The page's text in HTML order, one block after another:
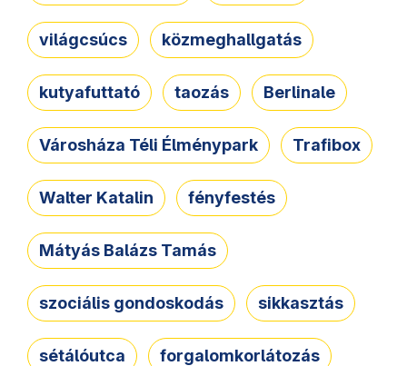
világcsúcs közmeghallgatás
kutyafuttató taozás Berlinale
Városháza Téli Élménypark Trafibox
Walter Katalin fényfestés
Mátyás Balázs Tamás
szociális gondoskodás sikkasztás
sétálóutca forgalomkorlátozás